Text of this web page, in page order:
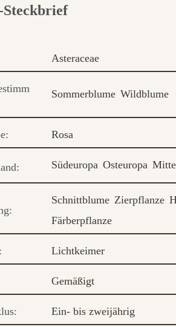
Steckbrief
Asteraceae
Sommerblume Wildblume
Rosa
Südeuropa Osteuropa
Schnittblume Zierpflanze
Färberpflanze
Lichtkeimer
Gemäßigt
Ein- bis zweijährig